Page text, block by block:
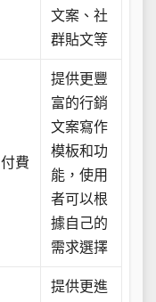
文案、社
群貼文等
付費
提供更豐
富的行銷
文案寫作
模板和功
能，使用
者可以根
據自己的
需求選擇
提供更進